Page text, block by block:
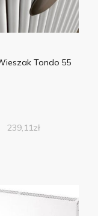
Tondo 55
239,11zł